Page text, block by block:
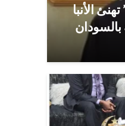
الأنبا
بالسودان